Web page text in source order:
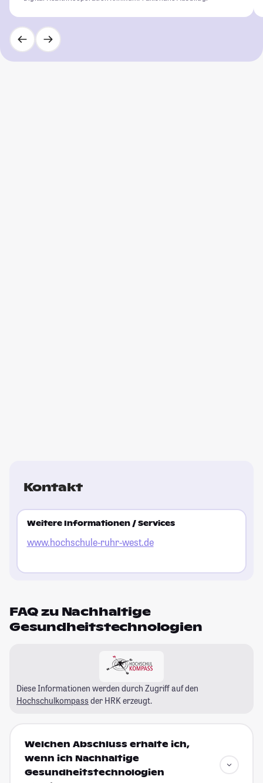
Kontakt
Weitere Informationen / Services
www.hochschule-ruhr-west.de
FAQ zu Nachhaltige
Gesundheitstechnologien
Diese Informationen werden durch Zugriff auf den
Hochschulkompass der HRK erzeugt.
Welchen Abschluss erhalte ich,
wenn ich Nachhaltige
Gesundheitstechnologien